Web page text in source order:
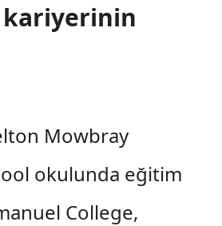
Mowbray
okulunda eğitim
College,